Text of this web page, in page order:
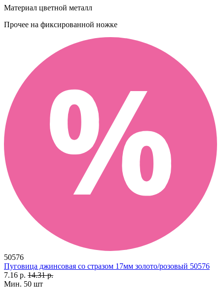
Материал цветной металл
Прочее на фиксированной ножке
50576
Пуговица джинсовая со стразом 17мм золото/розовый 50576
7.16 р. 14.31 р.
Мин. 50 шт